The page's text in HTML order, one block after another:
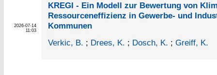
2026-07-14
11:03
KREGI - Ein Modell zur Bewertung von
Ressourceneffizienz in Gewerbe- und
Kommunen
Verkic, B. ; Drees, K. ; Dosch, K. ; Greiff, K.